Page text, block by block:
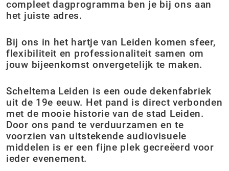
compleet dagprogramma ben je bij ons aan
het juiste adres.
Bij ons in het hartje van Leiden komen sfeer,
flexibiliteit en professionaliteit samen om
jouw bijeenkomst onvergetelijk te maken.
Scheltema Leiden is een oude dekenfabriek
uit de 19e eeuw. Het pand is direct verbonden
met de mooie historie van de stad Leiden.
Door ons pand te verduurzamen en te
voorzien van uitstekende audiovisuele
middelen is er een fijne plek gecreëerd voor
ieder evenement.